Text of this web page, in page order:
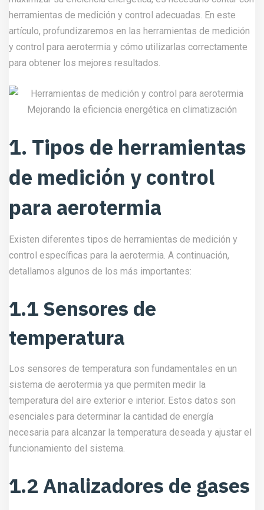
herramientas de medición y control adecuadas. En este
artículo, profundizaremos en las herramientas de medición
y control para aerotermia y cómo utilizarlas correctamente
para obtener los mejores resultados.
1. Tipos de herramientas
de medición y control
para aerotermia
Existen diferentes tipos de herramientas de medición y
control específicas para la aerotermia. A continuación,
detallamos algunos de los más importantes:
1.1 Sensores de
temperatura
Los sensores de temperatura son fundamentales en un
sistema de aerotermia ya que permiten medir la
temperatura del aire exterior e interior. Estos datos son
esenciales para determinar la cantidad de energía
necesaria para alcanzar la temperatura deseada y ajustar el
funcionamiento del sistema.
1.2 Analizadores de gases